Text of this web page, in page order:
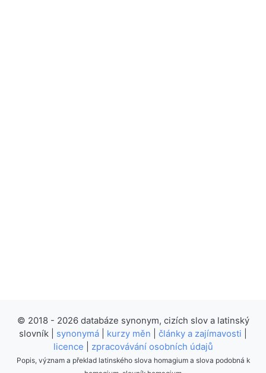
© 2018 - 2026 databáze synonym, cizích slov a latinský
slovník | synonymá kurzy měn články a zajímavosti
licence
zpracovávání osobních údajů
Popis, význam a překlad latinského slova homagium a slova podobná k